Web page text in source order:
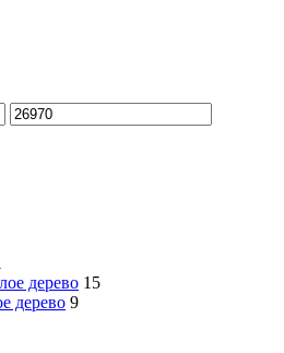
Максимальная
цена
дерево 15
дерево 9